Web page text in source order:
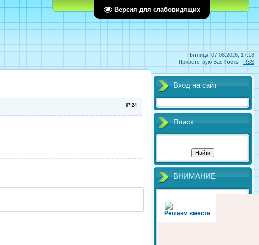
Версия для слабовидящих
Пятница, 07.08.2026, 17:18
Приветствую Вас Гость | RSS
07:24
Вход на сайт
Поиск
ВНИМАНИЕ
Решаем вместе